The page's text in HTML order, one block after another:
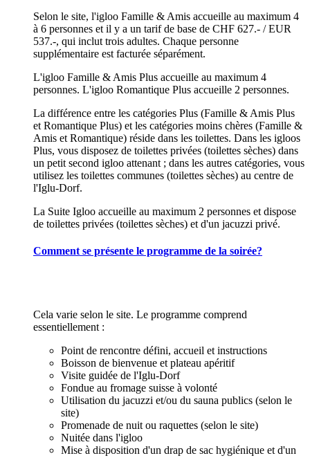
Selon le site, l'igloo Famille & Amis accueille au maximum 4
à 6 personnes et il y a un tarif de base de CHF 627.- / EUR
537.-, qui inclut trois adultes. Chaque personne
supplémentaire est facturée séparément.
L'igloo Famille & Amis Plus accueille au maximum 4
personnes. L'igloo Romantique Plus accueille 2 personnes.
La différence entre les catégories Plus (Famille & Amis Plus
et Romantique Plus) et les catégories moins chères (Famille &
Amis et Romantique) réside dans les toilettes. Dans les igloos
Plus, vous disposez de toilettes privées (toilettes sèches) dans
un petit second igloo attenant ; dans les autres catégories, vous
utilisez les toilettes communes (toilettes sèches) au centre de
l'Iglu-Dorf.
La Suite Igloo accueille au maximum 2 personnes et dispose
de toilettes privées (toilettes sèches) et d'un jacuzzi privé.
Comment se présente le programme de la soirée?
Cela varie selon le site. Le programme comprend
essentiellement :
Point de rencontre défini, accueil et instructions
Boisson de bienvenue et plateau apéritif
Visite guidée de l'Iglu-Dorf
Fondue au fromage suisse à volonté
Utilisation du jacuzzi et/ou du sauna publics (selon le
site)
Promenade de nuit ou raquettes (selon le site)
Nuitée dans l'igloo
Mise à disposition d'un drap de sac hygiénique et d'un